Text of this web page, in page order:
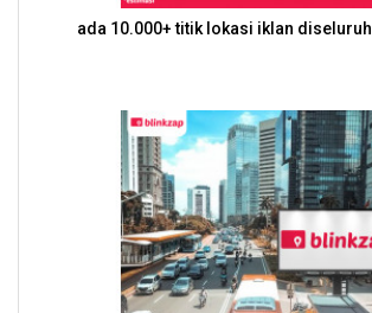
ada 10.000+ titik lokasi iklan